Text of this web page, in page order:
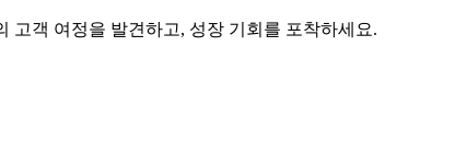
고객 여정을 발견하고, 성장 기회를 포착하세요.